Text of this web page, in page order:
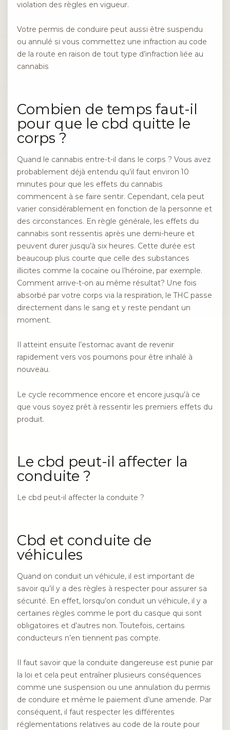
violation des règles en vigueur.
Votre permis de conduire peut aussi être suspendu
ou annulé si vous commettez une infraction au code
de la route en raison de tout type d’infraction liée au
cannabis
Combien de temps faut-il
pour que le cbd quitte le
corps ?
Quand le cannabis entre-t-il dans le corps ? Vous avez
probablement déjà entendu qu’il faut environ 10
minutes pour que les effets du cannabis
commencent à se faire sentir. Cependant, cela peut
varier considérablement en fonction de la personne et
des circonstances. En règle générale, les effets du
cannabis sont ressentis après une demi-heure et
peuvent durer jusqu’à six heures. Cette durée est
beaucoup plus courte que celle des substances
illicites comme la cocaïne ou l’héroïne, par exemple.
Comment arrive-t-on au même résultat? Une fois
absorbé par votre corps via la respiration, le THC passe
directement dans le sang et y reste pendant un
moment.
Il atteint ensuite l’estomac avant de revenir
rapidement vers vos poumons pour être inhalé à
nouveau.
Le cycle recommence encore et encore jusqu’à ce
que vous soyez prêt à ressentir les premiers effets du
produit.
Le cbd peut-il affecter la
conduite ?
Le cbd peut-il affecter la conduite ?
Cbd et conduite de
véhicules
Quand on conduit un véhicule, il est important de
savoir qu’il y a des règles à respecter pour assurer sa
sécurité. En effet, lorsqu’on conduit un véhicule, il y a
certaines règles comme le port du casque qui sont
obligatoires et d’autres non. Toutefois, certains
conducteurs n’en tiennent pas compte.
Il faut savoir que la conduite dangereuse est punie par
la loi et cela peut entraîner plusieurs conséquences
comme une suspension ou une annulation du permis
de conduire et même le paiement d’une amende. Par
conséquent, il faut respecter les différentes
réglementations relatives au code de la route pour